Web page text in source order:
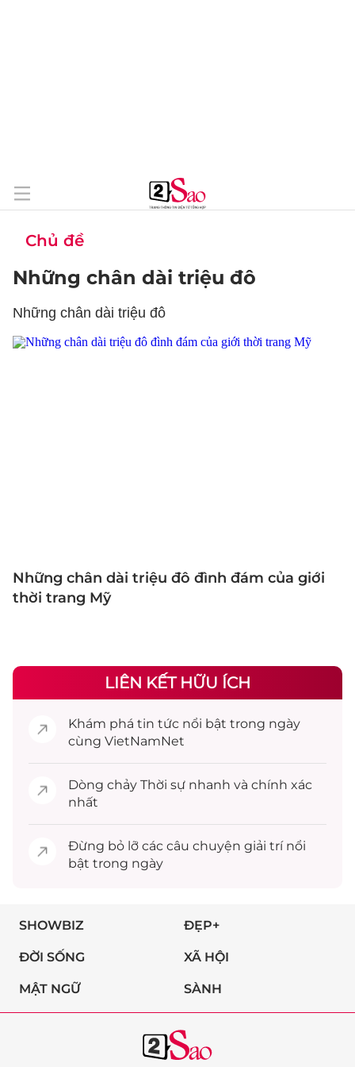
Chủ đề
Những chân dài triệu đô
Những chân dài triệu đô
Những chân dài triệu đô đình đám của giới
thời trang Mỹ
LIÊN KẾT HỮU ÍCH
Khám phá tin tức nổi bật trong ngày
cùng VietNamNet
Dòng chảy Thời sự nhanh và chính xác
nhất
Đừng bỏ lỡ các câu chuyện giải trínổi
bật trong ngày
SHOWBIZ ĐẸP+
ĐỜI SỐNG XÃ HỘI
MẬT NGỮ SÀNH